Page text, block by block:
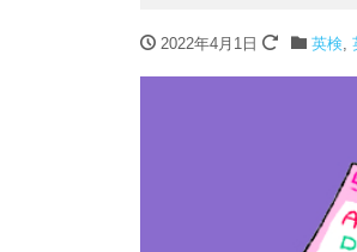
2022年4月1日 英検